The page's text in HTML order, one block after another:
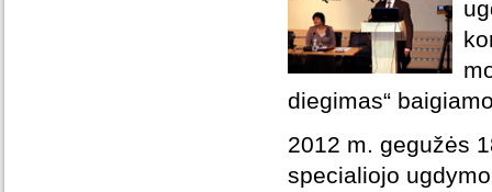
diegimas“
2012 m. gegužės
specialiojo